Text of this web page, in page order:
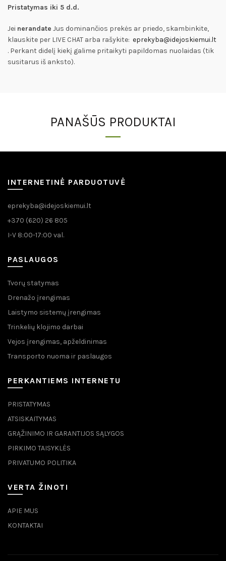
Pristatymas iki 5 d.d.
Jei nerandate Jus dominančios prekės ar priedo, skambinkite,
klauskite per LIVE CHAT arba rašykite: eprekyba@idejoskiemui.lt
. Perkant didelį kiekį galime pritaikyti papildomas nuolaidas (tik
susitarus iš anksto).
PANAŠŪS PRODUKTAI
INTERNETINĖ PARDUOTUVĖ
eprekyba@idejoskiemui.lt
+370 (620) 26 805
I-V 8:00-17:00 val.
PASLAUGOS
Tvorų statymas
Drenažo įrengimas
Laistymo sistemų įrengimas
Trinkelių klojimo darbai
Vejos įrengimas, apželdinimas
Transporto nuoma ir paslaugos
PERKANTIEMS INTERNETU
PRISTATYMAS
ATSISKAITYMAS
GRĄŽINIMO IR GARANTIJOS SĄLYGOS
PIRKIMO TAISYKLĖS
PRIVATUMO POLITIKA
VERTA ŽINOTI
APIE MUS
KONTAKTAI